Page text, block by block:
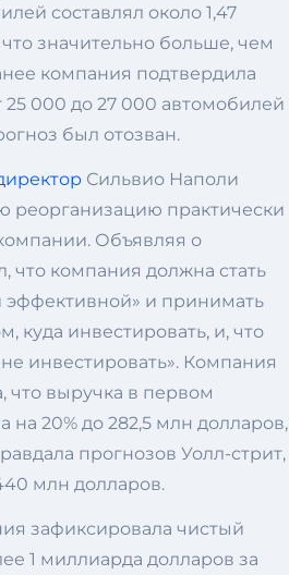
составлял около 1,47
значительно больше, чем
компания подтвердила
25 000 до 27 000 автомобилей
был отозван.
Сильвио Наполи
реорганизацию практически
Объявляя о
что компания должна стать
эффективной» и принимать
куда инвестировать, и, что
инвестировать». Компания
что выручка в первом
на 20% до 282,5 млн долларов,
прогнозов Уолл-стрит,
млн долларов.
зафиксировала чистый
1 миллиарда долларов за